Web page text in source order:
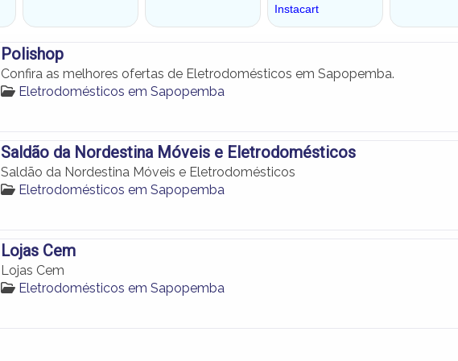
Polishop
Confira as melhores ofertas de Eletrodomésticos em Sapopemba.
Eletrodomésticos em Sapopemba
Saldão da Nordestina Móveis e Eletrodomésticos
Saldão da Nordestina Móveis e Eletrodomésticos
Eletrodomésticos em Sapopemba
Lojas Cem
Lojas Cem
Eletrodomésticos em Sapopemba